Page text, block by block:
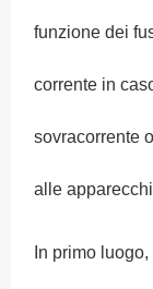
funzione dei
corrente in
sovracorrente
alle
In primo